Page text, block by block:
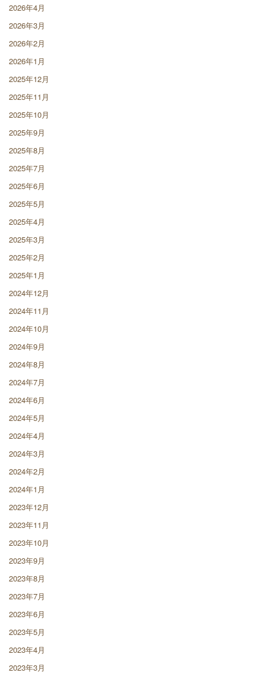
2026年4月
2026年3月
2026年2月
2026年1月
2025年12月
2025年11月
2025年10月
2025年9月
2025年8月
2025年7月
2025年6月
2025年5月
2025年4月
2025年3月
2025年2月
2025年1月
2024年12月
2024年11月
2024年10月
2024年9月
2024年8月
2024年7月
2024年6月
2024年5月
2024年4月
2024年3月
2024年2月
2024年1月
2023年12月
2023年11月
2023年10月
2023年9月
2023年8月
2023年7月
2023年6月
2023年5月
2023年4月
2023年3月